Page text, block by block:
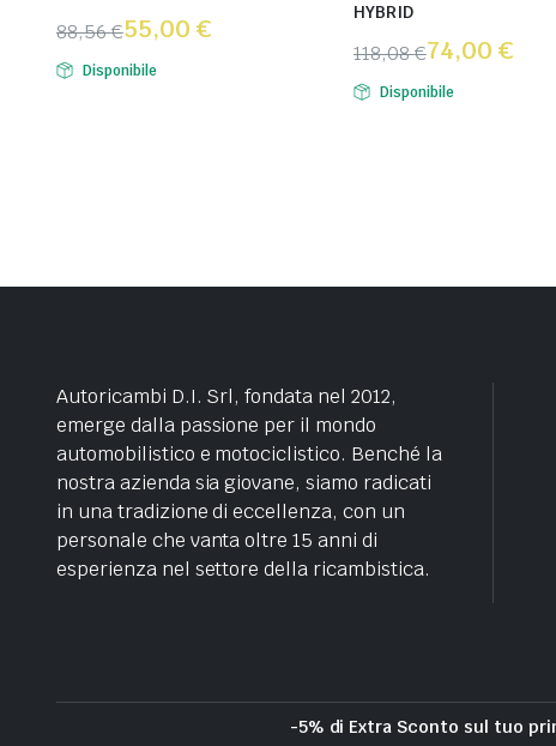
88,56€55,00 €
Disponibile
HYBRID
118,08€74,00 €
Disponibile
Autoricambi D.I. Srl, fondata nel 2012,
emerge dalla passione per il mondo
automobilistico e motociclistico. Benché la
nostra azienda sia giovane, siamo radicati
in una tradizione di eccellenza, con un
personale che vanta oltre 15 anni di
esperienza nel settore della ricambistica.
-5% di Extra Sconto sul tuo